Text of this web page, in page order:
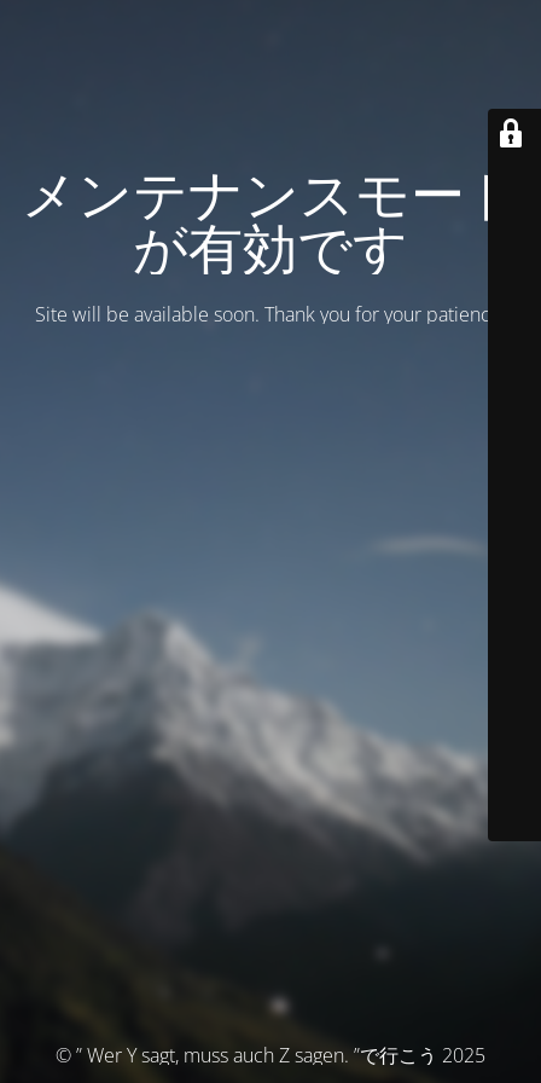
メンテナンスモード
が有効です
Site will be available soon. Thank you for your patience!
© ” Wer Y sagt, muss auch Z sagen. ”で行こう 2025